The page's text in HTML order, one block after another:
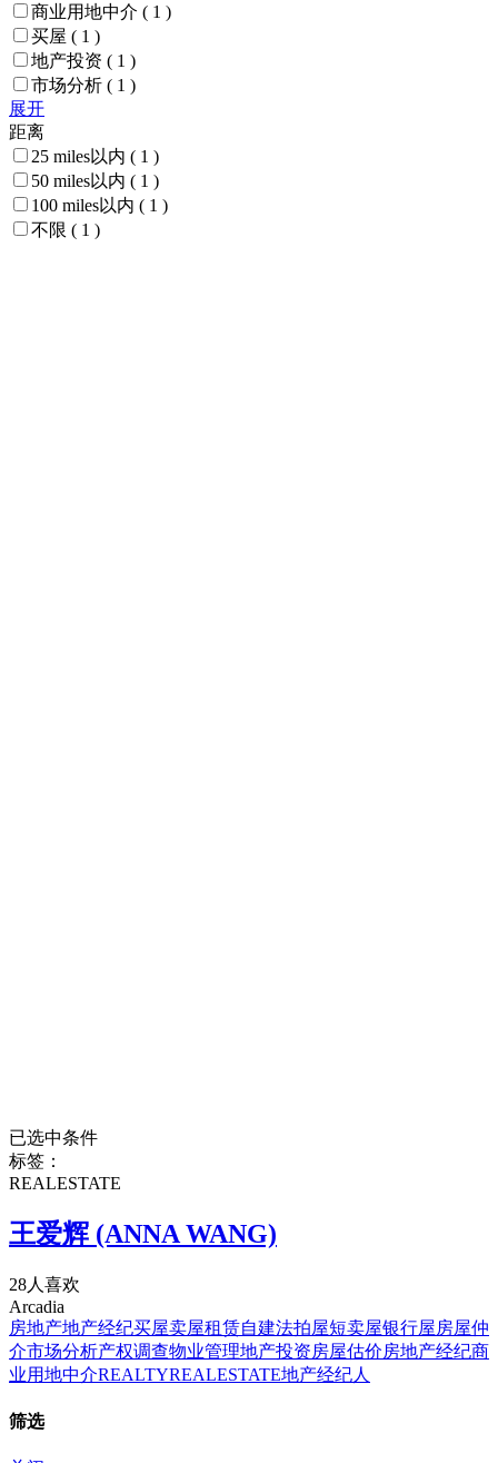
商业用地中介 ( 1 )
买屋 ( 1 )
地产投资 ( 1 )
市场分析 ( 1 )
展开
距离
25 miles以内 ( 1 )
50 miles以内 ( 1 )
100 miles以内 ( 1 )
不限 ( 1 )
已选中条件
标签：
REALESTATE
王爱辉 (ANNA WANG)
28人喜欢
Arcadia
房地产地产经纪买屋卖屋租赁自建法拍屋短卖屋银行屋房屋仲
介市场分析产权调查物业管理地产投资房屋估价房地产经纪商
业用地中介REALTYREALESTATE地产经纪人
筛选